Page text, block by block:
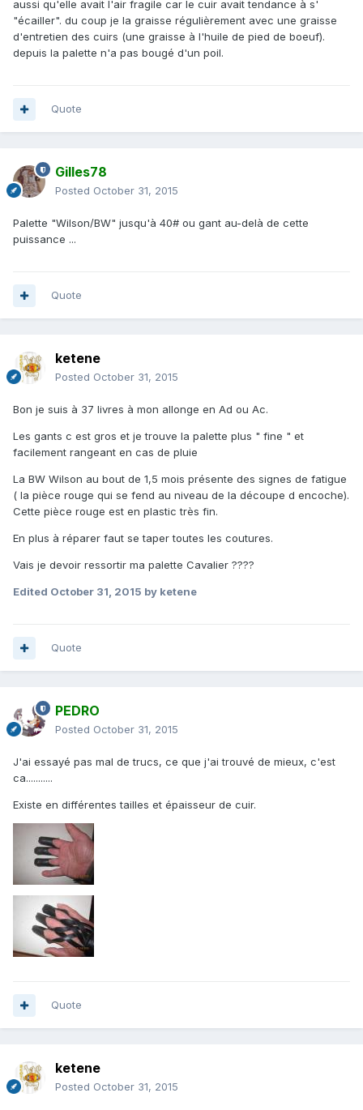
aussi qu'elle avait l'air fragile car le cuir avait tendance à s'
"écailler". du coup je la graisse régulièrement avec une graisse
d'entretien des cuirs (une graisse à l'huile de pied de boeuf).
depuis la palette n'a pas bougé d'un poil.
Quote
Gilles78
Posted October 31, 2015
Palette "Wilson/BW" jusqu'à 40# ou gant au-delà de cette
puissance ...
Quote
ketene
Posted October 31, 2015
Bon je suis à 37 livres à mon allonge en Ad ou Ac.
Les gants c est gros et je trouve la palette plus " fine " et
facilement rangeant en cas de pluie
La BW Wilson au bout de 1,5 mois présente des signes de fatigue
( la pièce rouge qui se fend au niveau de la découpe d encoche).
Cette pièce rouge est en plastic très fin.
En plus à réparer faut se taper toutes les coutures.
Vais je devoir ressortir ma palette Cavalier ????
Edited October 31, 2015 by ketene
Quote
PEDRO
Posted October 31, 2015
J'ai essayé pas mal de trucs, ce que j'ai trouvé de mieux, c'est
ca...........
Existe en différentes tailles et épaisseur de cuir.
Quote
ketene
Posted October 31, 2015